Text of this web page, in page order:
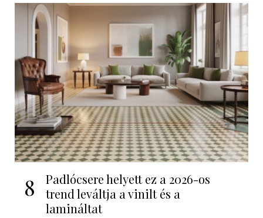
8
Padlócsere helyett ez a 2026-os
trend leváltja a vinilt és a
lamináltat